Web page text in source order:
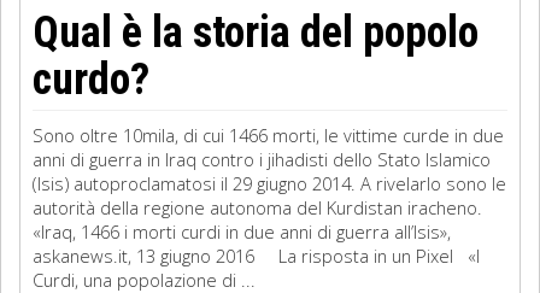
Qual è la storia del popolo
curdo?
Sono oltre 10mila, di cui 1466 morti, le vittime curde in due
anni di guerra in Iraq contro i jihadisti dello Stato Islamico
(Isis) autoproclamatosi il 29 giugno 2014. A rivelarlo sono le
autorità della regione autonoma del Kurdistan iracheno.
«Iraq, 1466 i morti curdi in due anni di guerra all’Isis»,
askanews.it, 13 giugno 2016 La risposta in un Pixel «I
Curdi, una popolazione di ...